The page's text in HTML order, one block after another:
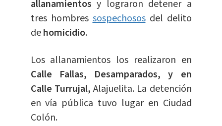
allanamientos y lograron detener a
tres hombressospechosos del delito
dehomicidio.
Los allanamientos los realizaron en
Calle Fallas, Desamparados, y en
Calle Turrujal,Alajuelita. La detención
en vía pública tuvo lugar en Ciudad
Colón.